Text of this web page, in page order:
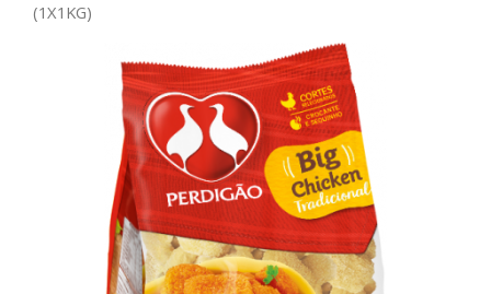
(1X1KG)